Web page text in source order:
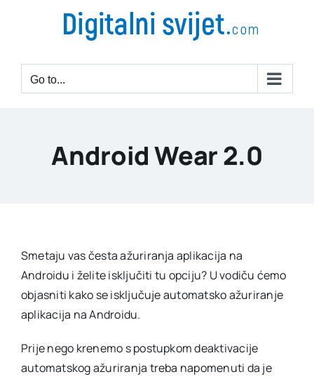
Go to...
Android Wear 2.0
Smetaju vas česta ažuriranja aplikacija na
Androidu i želite isključiti tu opciju? U vodiču ćemo
objasniti kako se isključuje automatsko ažuriranje
aplikacija na Androidu.
Prije nego krenemo s postupkom deaktivacije
automatskog ažuriranja treba napomenuti da je